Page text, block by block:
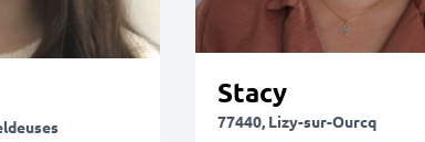
Stacy
77440, Lizy-sur-Ourcq